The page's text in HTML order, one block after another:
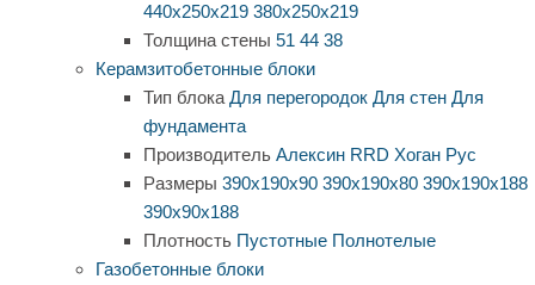
440х250х219 380х250х219
Толщина стены 51 44 38
Керамзитобетонные блоки
Тип блока Для перегородок Для стен Для
фундамента
Производитель Алексин RRD Хоган Рус
Размеры 390х190х90 390х190х80 390х190х188
390х90х188
Плотность Пустотные Полнотелые
Газобетонные блоки